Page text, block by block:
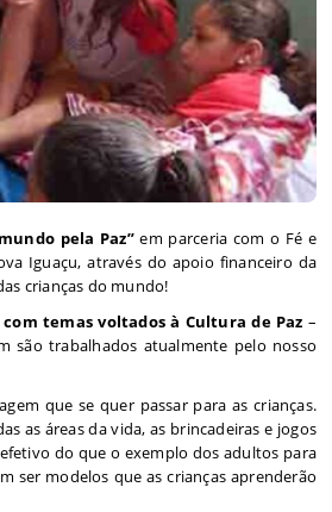
pela Paz”em parceria com o Fé e
Iguaçu, através do apoio financeiro da
crianças do mundo!
temas voltados à Cultura de Paz –
são trabalhados atualmente pelo nosso
que se quer passar para as crianças.
as áreas da vida, as brincadeiras e jogos
do que o exemplo dos adultos para
ser modelos que as crianças aprenderão